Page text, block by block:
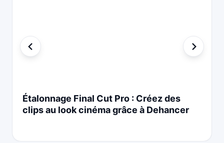
Étalonnage Final Cut Pro : Créez des
clips au look cinéma grâce à Dehancer